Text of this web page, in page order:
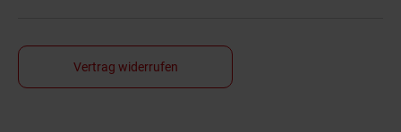
Vertrag widerrufen